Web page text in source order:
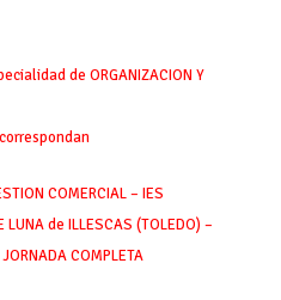
de ORGANIZACION Y
COMERCIAL – IES
LUNA de ILLESCAS (TOLEDO) –
COMPLETA